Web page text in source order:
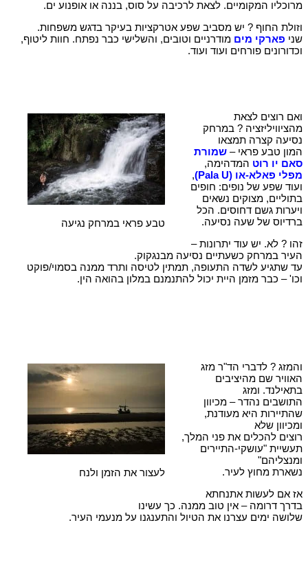
מרוכליו המקומיים. לצאת לרכיבה על סוס, בננה או אופנוע ים.
וזולת החוף ? יש מסביב שפע אטרקציות בעיקר בדגש משפחות.
שני פארקי מים מודרניים וטובים, והשלישי כבר נפתח. חוות ליטוף,
וכדורונים פורחים ועוד ועוד.
טבע פראי במרחק נגיעה
ואם רוצים לצאת
מהציוויליזציה ? במרחק
נסיעה קצרה תמצאו
המון טבע פראי – שמורת
סאם יו רוט המדהימה,
מפלי פאלא-או (Pala U)
,
ועוד שפע של נופים: חופים
בתוליים, מצוקים נשאים
ויערות גשם דחוסים. הכל
ברדיוס של שעה נסיעה.
זהו ? לא. יש עוד יתרונות –
העיר במרחק כשעתיים נסיעה מבנגקוק.
עד שתגיע לשדה התעופה, תמתין לטיסה ותרד ממנה בסמוי/פוקט
וכו' – כבר מזמן היית יכול להתנמנם במלון בהואה הין.
לעצור את הזמן ולנח
והמזג ? לדברי הד"ר מזג
האוויר שם מהיציבים
בתאילנד. ומזג
התושבים נהדר – מכיוון
שהתיירות היא מעודנת,
ומכיוון שלא
רוצים להכלים את פני המלך,
תעשיית "עושקי-התיירים
ומנצליהם"
נשארת מחוץ לעיר.
אז אם לעשות אתנחתא
בדרך דרומה – אין טוב ממנה. כך עשינו
שלושה ימים עצרנו את הטיול והתענגנו על מנעמי העיר.